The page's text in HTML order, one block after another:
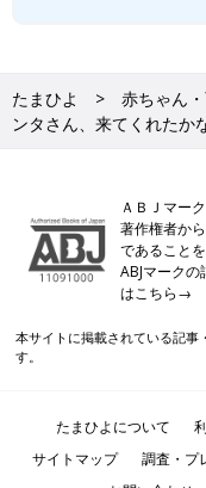
●webサイト／
保せよ！[10年ぶ
出産しました
たまひよ 赤ちゃん
ンタさん、来てくれたか
ＡＢＪマー
著作権者か
であること
ABJマーク
はこちら→
本サイトに掲載されている記事
す。
たまひよについて
サイトマップ
調査・プ